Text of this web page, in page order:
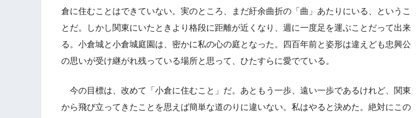
倉に住むことはできていない。実のところ、まだ紆余曲折の「曲」あたりにいる、というこ
とだ。しかし関東にいたときより格段に距離が近くなり、週に一度足を運ぶことだって出来
る。小倉城と小倉城庭園は、密かに私の心の庭となった。四百年前と姿形は違えども忠興公
の思いが受け継がれ残っている場所と思って、ひたすらに愛でている。
今の目標は、改めて「小倉に住むこと」だ。あともう一歩、遠い一歩であるけれど、関東
から飛び立ってきたことを思えば簡単な道のりに違いない。私はやると決めた。絶対にこの